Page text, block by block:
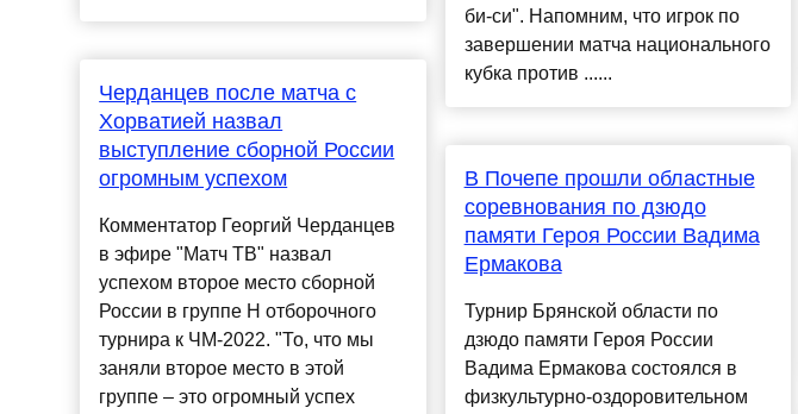
Черданцев после матча с
Хорватией назвал
выступление сборной России
огромным успехом
Комментатор Георгий Черданцев
в эфире "Матч ТВ" назвал
успехом второе место сборной
России в группе H отборочного
турнира к ЧМ-2022. "То, что мы
заняли второе место в этой
группе – это огромный успех
би-си". Напомним, что игрок по
завершении матча национального
кубка против ......
В Почепе прошли областные
соревнования по дзюдо
памяти Героя России Вадима
Ермакова
Турнир Брянской области по
дзюдо памяти Героя России
Вадима Ермакова состоялся в
физкультурно-оздоровительном